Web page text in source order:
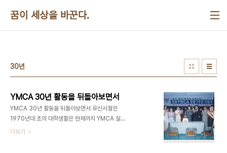
꿈이 세상을 바꾼다.
30년
YMCA 30년 활동을 뒤돌아보면서
YMCA 30년 활동을 뒤돌아보면서 유신시절인
1970년대 초의 대학생활은 현재까지 YMCA 실무
자로서의 삶을 있게 해준 출발점이며 30여년을 꾸준
더보기